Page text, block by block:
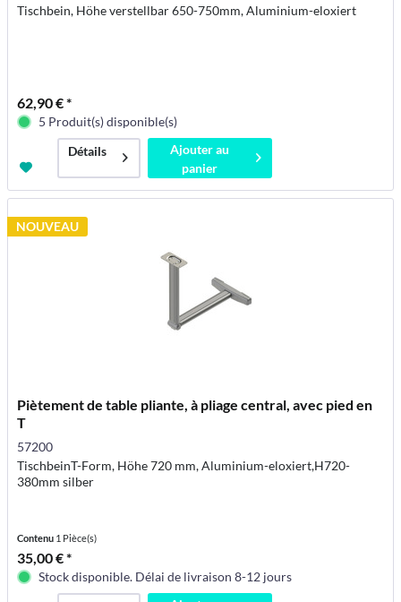
Tischbein, Höhe verstellbar 650-750mm, Aluminium-eloxiert
62,90 € *
5 Produit(s) disponible(s)
Détails
Ajouter au
panier
NOUVEAU
Piètement de table pliante, à pliage central, avec pied en
T
57200
TischbeinT-Form, Höhe 720 mm, Aluminium-eloxiert,H720-
380mm silber
Contenu 1 Pièce(s)
35,00 € *
Stock disponible. Délai de livraison 8-12 jours